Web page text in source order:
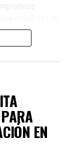
Pardo,
social
EN